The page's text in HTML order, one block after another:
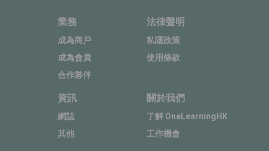
業務
成為商戶
成為會員
合作夥伴
法律聲明
私隱政策
使用條款
資訊
網誌
其他
關於我們
了解 OneLearningHK
工作機會